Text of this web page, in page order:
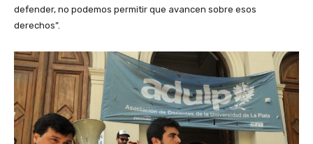
defender, no podemos permitir que avancen sobre esos
derechos”.